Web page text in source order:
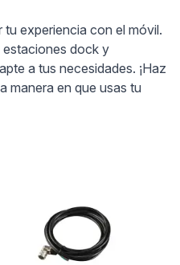
tu experiencia con el móvil.
estaciones dock y
a tus necesidades. ¡Haz
manera en que usas tu